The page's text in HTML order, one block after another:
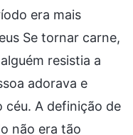
era mais
Se tornar carne,
resistia a
adorava e
céu. A definição de
não era tão